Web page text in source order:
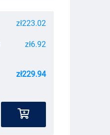
zł223.02
zł6.92
zł229.94